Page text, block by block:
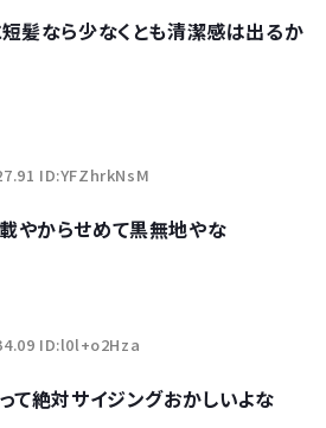
髪なら少なくとも清潔感は出るか
ID:YFZhrkNsM
やからせめて黒無地やな
ID:l0l+o2Hza
て絶対サイジングおかしいよな